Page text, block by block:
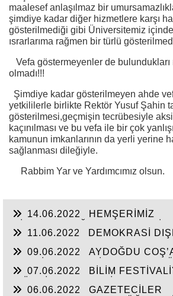
maalesef anlaşılmaz bir
şimdiye kadar diğer hizmetlere karşı
gösterilmediği gibi Üniversitemiz
ısrarlarıma rağmen bir türlü
Vefa göstermeyenler de bulundukları
olmadı!!!
Şimdiye kadar gösterilmeyen ahde
yetkililerle birlikte Rektör Yusuf Şahin
gösterilmesi,geçmişin tecrübesiyle
kaçınılması ve bu vefa ile bir çok
kamunun imkanlarının da yerli yerine
sağlanması dileğiyle.
Rabbim Yar ve Yardımcımız olsun.
14.06.2022
HEMŞERİMİZ
MÜJDELERİ BEKLİYOR!
11.06.2022
DEMOKRASİ
OSMANLI”KALAYCI ŞAMMAS!”
09.06.2022
AYDOĞDU
HİZMETLERİNE ULAŞMASI!
07.06.2022
BİLİM
CEVAP”HİZMETE AÇILAN 41
06.06.2022
GAZETECİLER